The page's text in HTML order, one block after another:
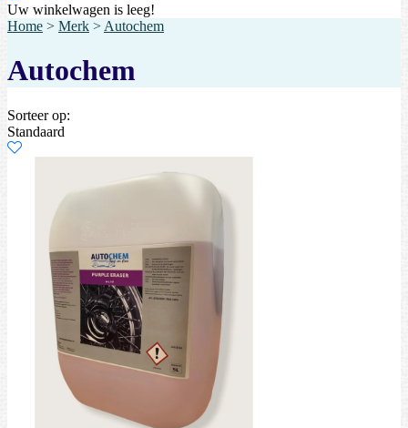
Uw winkelwagen is leeg!
Home > Merk > Autochem
Autochem
Sorteer op:
Standaard